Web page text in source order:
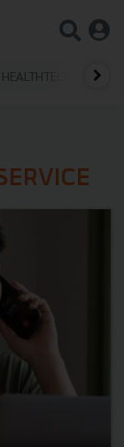
HEALTHTECH